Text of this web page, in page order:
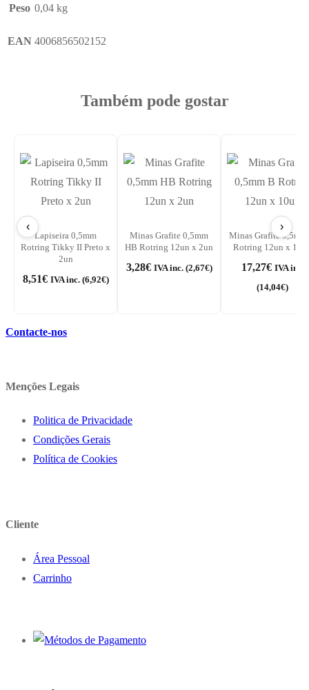
Peso 0,04 kg
EAN 4006856502152
Também pode gostar
Lapiseira 0,5mm
Rotring Tikky II Preto x
2un
8,51€ IVA inc. (6,92€)
Minas Grafite 0,5mm
HB Rotring 12un x 2un
3,28€ IVA inc. (2,67€)
Minas Grafite
Rotring 12un x
17,27€ IVA inc.
(14,04€)
‹ ›
Contacte-nos
Menções Legais
Politica de Privacidade
Condições Gerais
Política de Cookies
Cliente
Área Pessoal
Carrinho